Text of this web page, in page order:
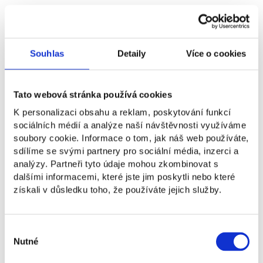
Souhlas Detaily Více o cookies
Tato webová stránka používá cookies
K personalizaci obsahu a reklam, poskytování funkcí
sociálních médií a analýze naší návštěvnosti využíváme
soubory cookie. Informace o tom, jak náš web používáte,
sdílíme se svými partnery pro sociální média, inzerci a
analýzy. Partneři tyto údaje mohou zkombinovat s
dalšími informacemi, které jste jim poskytli nebo které
získali v důsledku toho, že používáte jejich služby.
souhlasu
Nutné
Studijní možnosti
Školné
Přijímací řízení
Průběh studia